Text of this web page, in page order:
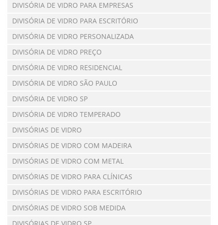
DIVISÓRIA DE VIDRO PARA EMPRESAS
DIVISÓRIA DE VIDRO PARA ESCRITÓRIO
DIVISÓRIA DE VIDRO PERSONALIZADA
DIVISÓRIA DE VIDRO PREÇO
DIVISÓRIA DE VIDRO RESIDENCIAL
DIVISÓRIA DE VIDRO SÃO PAULO
DIVISÓRIA DE VIDRO SP
DIVISÓRIA DE VIDRO TEMPERADO
DIVISÓRIAS DE VIDRO
DIVISÓRIAS DE VIDRO COM MADEIRA
DIVISÓRIAS DE VIDRO COM METAL
DIVISÓRIAS DE VIDRO PARA CLÍNICAS
DIVISÓRIAS DE VIDRO PARA ESCRITÓRIO
DIVISÓRIAS DE VIDRO SOB MEDIDA